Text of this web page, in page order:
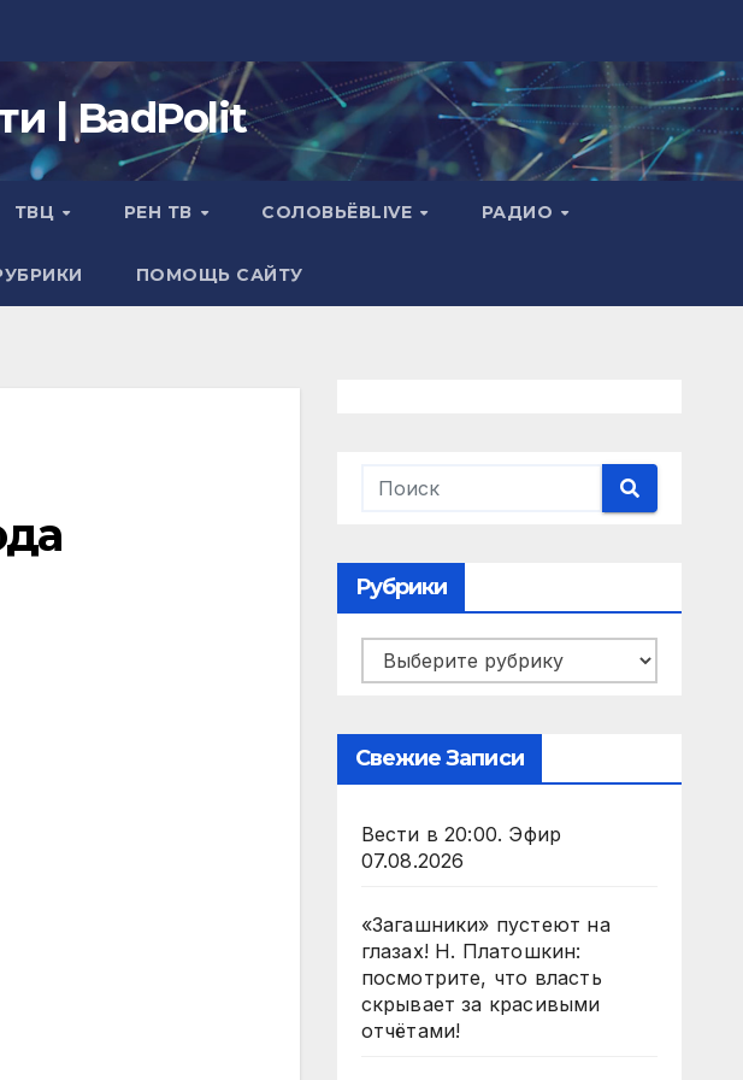
| BadPolit
ТВЦ РЕН ТВ СОЛОВЬЁВLIVE РАДИО
ПОМОЩЬ САЙТУ
Рубрики
Рубрики
Свежие Записи
Вести в 20:00. Эфир
07.08.2026
«Загашники» пустеют на
глазах! Н. Платошкин:
посмотрите, что власть
скрывает за красивыми
отчётами!